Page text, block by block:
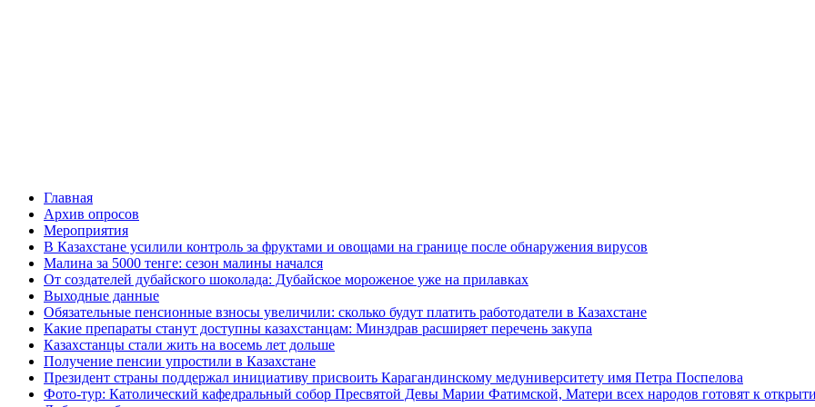
Главная
Архив опросов
Мероприятия
В Казахстане усилили контроль за фруктами и овощами на границе после обнаружения вирусов
Малина за 5000 тенге: сезон малины начался
От создателей дубайского шоколада: Дубайское мороженое уже на прилавках
Выходные данные
Обязательные пенсионные взносы увеличили: сколько будут платить работодатели в Казахстане
Какие препараты станут доступны казахстанцам: Минздрав расширяет перечень закупа
Казахстанцы стали жить на восемь лет дольше
Получение пенсии упростили в Казахстане
Президент страны поддержал инициативу присвоить Карагандинскому медуниверситету имя Петра Поспелова
Фото-тур: Католический кафедральный собор Пресвятой Девы Марии Фатимской, Матери всех народов готовят к